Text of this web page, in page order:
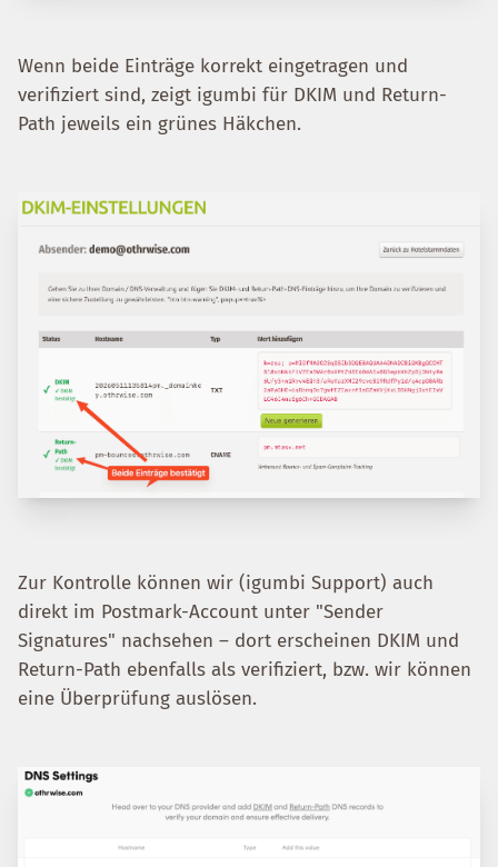
Wenn beide Einträge korrekt eingetragen und
verifiziert sind, zeigt igumbi für DKIM und Return-
Path jeweils ein grünes Häkchen.
Zur Kontrolle können wir (igumbi Support) auch
direkt im Postmark-Account unter "Sender
Signatures" nachsehen – dort erscheinen DKIM und
Return-Path ebenfalls als verifiziert, bzw. wir können
eine Überprüfung auslösen.